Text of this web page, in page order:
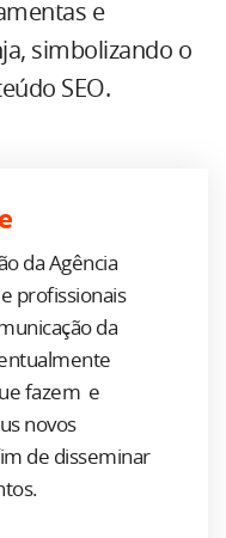
e
simbolizando o
SEO.
da Agência
profissionais
da
fazem e
novos
de disseminar